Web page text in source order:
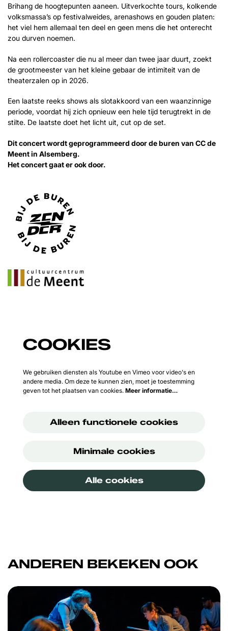
Brihang de hoogtepunten aaneen. Uitverkochte tours, kolkende
volksmassa’s op festivalweides, arenashows en gouden platen:
het viel hem allemaal ten deel en geen mens die het onterecht
zou durven noemen.
Na een rollercoaster die nu al meer dan twee jaar duurt, zoekt
de grootmeester van het kleine gebaar de intimiteit van de
theaterzalen op in 2026.
Een laatste reeks shows als slotakkoord van een waanzinnige
periode, voordat hij zich opnieuw een hele tijd terugtrekt in de
stilte. De laatste doet het licht uit, cut op de set.
Dit concert wordt geprogrammeerd door de buren van CC de
Meent in Alsemberg.
Het concert gaat er ook door.
COOKIES
We gebruiken diensten als Youtube en Vimeo voor video's en
andere media. Om deze te kunnen zien, moet je toestemming
geven tot het plaatsen van cookies. Meer informatie…
Alleen functionele cookies
Minimale cookies
Alle cookies
ANDEREN BEKEKEN OOK
Overslaan